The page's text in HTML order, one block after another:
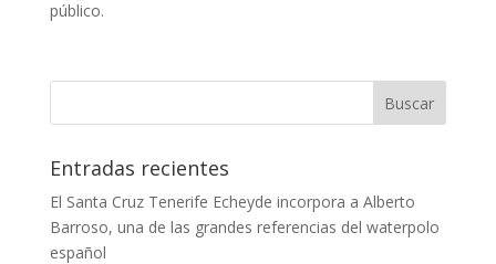
público.
Entradas recientes
El Santa Cruz Tenerife Echeyde incorpora a Alberto
Barroso, una de las grandes referencias del waterpolo
español